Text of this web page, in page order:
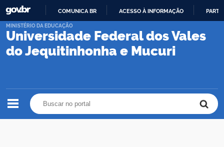
PARA
CONTEÚDO
COMUNICA BR ACESSO À INFORMAÇÃO
Universidade Federal dos Vales
do Jequitinhonha e Mucuri
MINISTÉRIO DA EDUCAÇÃO